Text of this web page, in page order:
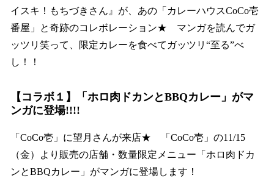
イスキ！もちづきさん』が、あの「カレーハウスCoCo壱
番屋」と奇跡のコレボレーション★ マンガを読んでガ
ッツリ笑って、限定カレーを食べてガッツリ“至る”べ
し！！
【コラボ１】「ホロ肉ドカンとBBQカレー」がマ
ンガに登場!!!!
「CoCo壱」に望月さんが来店★ 「CoCo壱」の11/15
（金）より販売の店舗・数量限定メニュー「ホロ肉ドカ
ンとBBQカレー」がマンガに登場します！